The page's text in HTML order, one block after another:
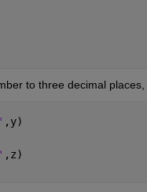
to three decimal places,
,y)
,z)